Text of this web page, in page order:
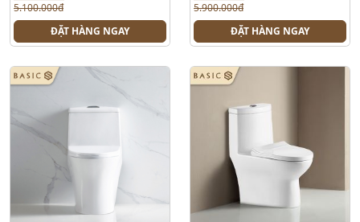
5.100.000đ
ĐẶT HÀNG NGAY
5.900.000đ
ĐẶT HÀNG NGAY